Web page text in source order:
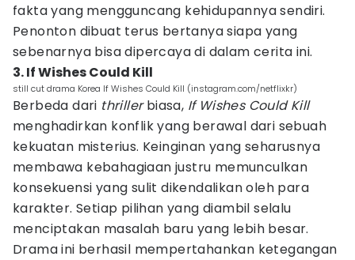
fakta yang mengguncang kehidupannya sendiri.
Penonton dibuat terus bertanya siapa yang
sebenarnya bisa dipercaya di dalam cerita ini.
3. If Wishes Could Kill
still cut drama Korea If Wishes Could Kill (instagram.com/netflixkr)
Berbeda dari thrillerbiasa, If Wishes Could Kill
menghadirkan konflik yang berawal dari sebuah
kekuatan misterius. Keinginan yang seharusnya
membawa kebahagiaan justru memunculkan
konsekuensi yang sulit dikendalikan oleh para
karakter. Setiap pilihan yang diambil selalu
menciptakan masalah baru yang lebih besar.
Drama ini berhasil mempertahankan ketegangan